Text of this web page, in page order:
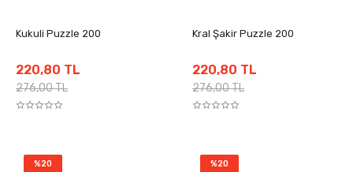
Kukuli Puzzle 200
220,80 TL
276,00 TL
Kral Şakir Puzzle 200
220,80 TL
276,00 TL
%20 %20